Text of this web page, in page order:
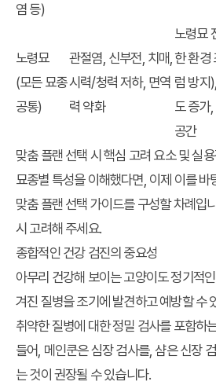
염 등)
노령묘
(모든 묘종
공통)
관절염, 신부전, 치매,
시력/청력 저하, 면역
력 약화
노령묘
한 환경
럼 방지
도 증가
공간
맞춤 플랜 선택 시 핵심 고려 요소 및 실
묘종별 특성을 이해했다면, 이제 이를 바
맞춤 플랜 선택 가이드를 구성할 차례입
시 고려해 주세요.
종합적인 건강 검진의 중요성
아무리 건강해 보이는 고양이도 정기적
겨진 질병을 조기에 발견하고 예방할 수
취약한 질병에 대한 정밀 검사를 포함하
들어, 메인쿤은 심장 검사를, 샴은 신장
는 것이 권장될 수 있습니다.